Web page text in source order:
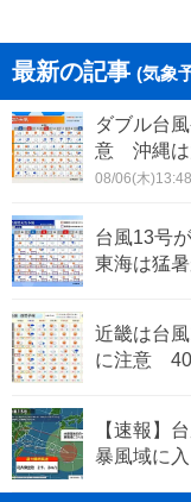
最新の記事 (気象
ダブル台
意 沖縄は
08/06(木)13:48
台風13号
東海は猛
近畿は台
に注意
【速報】
暴風域に